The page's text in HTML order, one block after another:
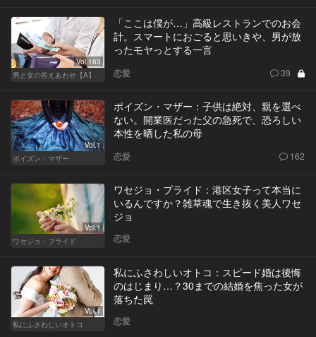
Vol.163
男と女の答えあわせ【A】
「ここは僕が…」高級レストランでのお会
計。スマートにおごると思いきや、男が放
ったモヤっとする一言
恋愛 39
Vol.1
ポイズン・マザー
ポイズン・マザー：子供は絶対、親を選べ
ない。開業医だった父の急死で、恐ろしい
本性を晒した私の母
恋愛 162
Vol.1
ワセジョ・プライド
ワセジョ・プライド：港区女子って本当に
いるんですか？雑草魂で生き抜く美人ワセ
ジョ
恋愛
Vol.1
私にふさわしいオトコ
私にふさわしいオトコ：スピード婚は後悔
のはじまり…？30までの結婚を焦った女が
落ちた罠
恋愛